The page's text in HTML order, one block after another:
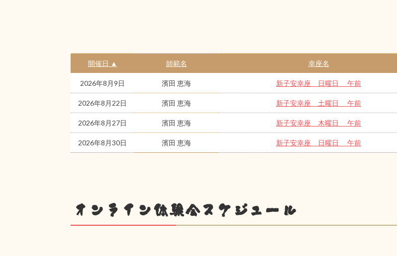
開催日 ▲ 師範名 幸座名
2026年8月9日 濱田 恵海 新子安幸座 日曜日 午前
2026年8月22日 濱田 恵海 新子安幸座 土曜日 午前
2026年8月27日 濱田 恵海 新子安幸座 木曜日 午前
2026年8月30日 濱田 恵海 新子安幸座 日曜日 午前
オンライン体験会スケジュール